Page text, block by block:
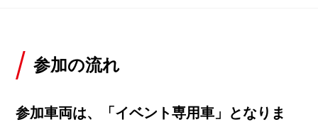
参加の流れ
参加車両は、「イベント専用車」となりま